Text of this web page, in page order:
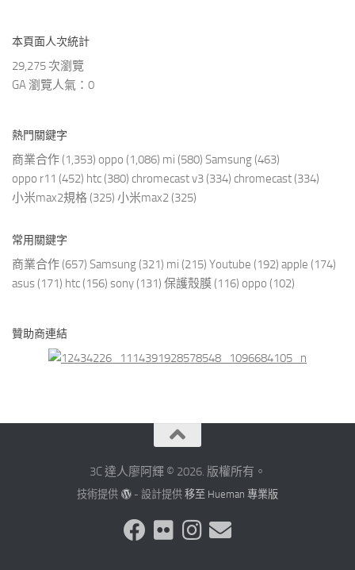
本頁面人次統計
29,275 次瀏覽
GA 瀏覽人氣：0
熱門關鍵字
商業合作 (1,353) oppo (1,086) mi (580) Samsung (463)
oppo r11 (452) htc (380) chromecast v3 (334) chromecast (334)
小米max2規格 (325) 小米max2 (325)
常用關鍵字
商業合作 (657) Samsung (321) mi (215) Youtube (192) apple (174)
asus (171) htc (156) sony (131) 保護殼膜 (116) oppo (102)
贊助商連結
3C 達人廖阿輝 © 2026. 版權所有。
技術提供 - 設計提供 移至 Hueman 專業版